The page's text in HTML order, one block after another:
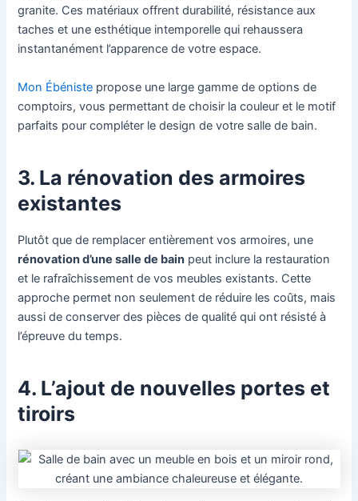
granite. Ces matériaux offrent durabilité, résistance aux
taches et une esthétique intemporelle qui rehaussera
instantanément l’apparence de votre espace.
Mon Ébéniste propose une large gamme de options de
comptoirs, vous permettant de choisir la couleur et le motif
parfaits pour compléter le design de votre salle de bain.
3. La rénovation des armoires
existantes
Plutôt que de remplacer entièrement vos armoires, une
rénovation d’une salle de bain peut inclure la restauration
et le rafraîchissement de vos meubles existants. Cette
approche permet non seulement de réduire les coûts, mais
aussi de conserver des pièces de qualité qui ont résisté à
l’épreuve du temps.
4. L’ajout de nouvelles portes et
tiroirs